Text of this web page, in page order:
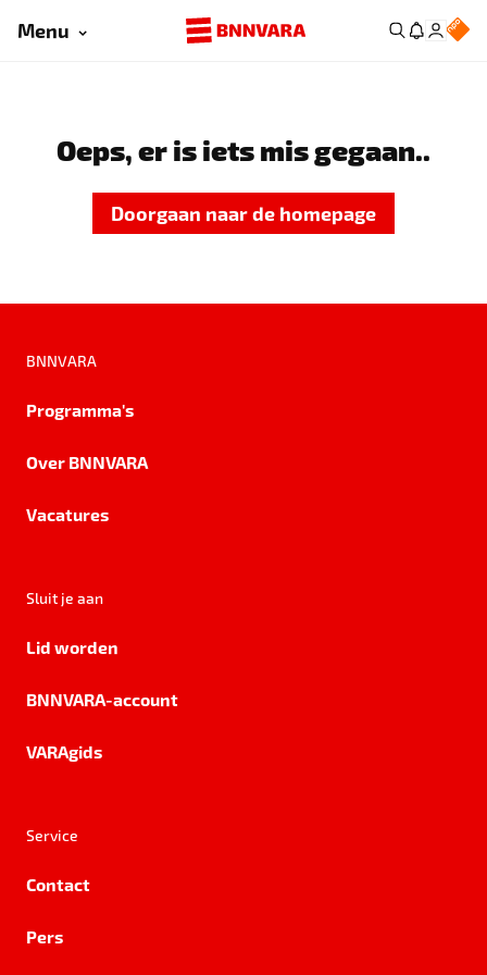
Menu
Oeps, er is iets mis gegaan..
Doorgaan naar de homepage
BNNVARA
Programma's
Over BNNVARA
Vacatures
Sluit je aan
Lid worden
BNNVARA-account
VARAgids
Service
Contact
Pers